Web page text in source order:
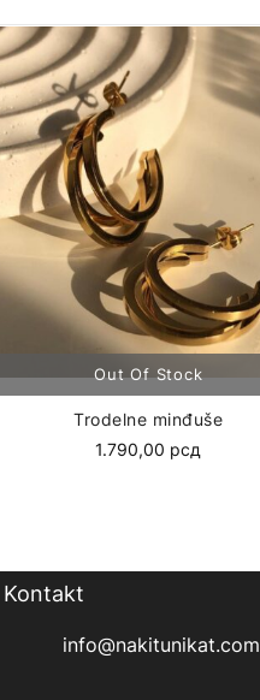
Trodelne minđuše
1.790,00 рсд
Kontakt
info@nakitunikat.com